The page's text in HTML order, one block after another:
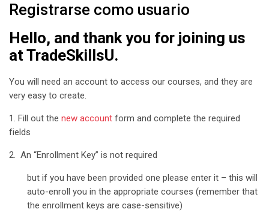
Registrarse como usuario
Hello, and thank you for joining us
at TradeSkillsU.
You will need an account to access our courses, and they are
very easy to create.
1. Fill out the new account form and complete the required
fields
2. An “Enrollment Key” is not required
but if you have been provided one please enter it – this will
auto-enroll you in the appropriate courses (remember that
the enrollment keys are case-sensitive)